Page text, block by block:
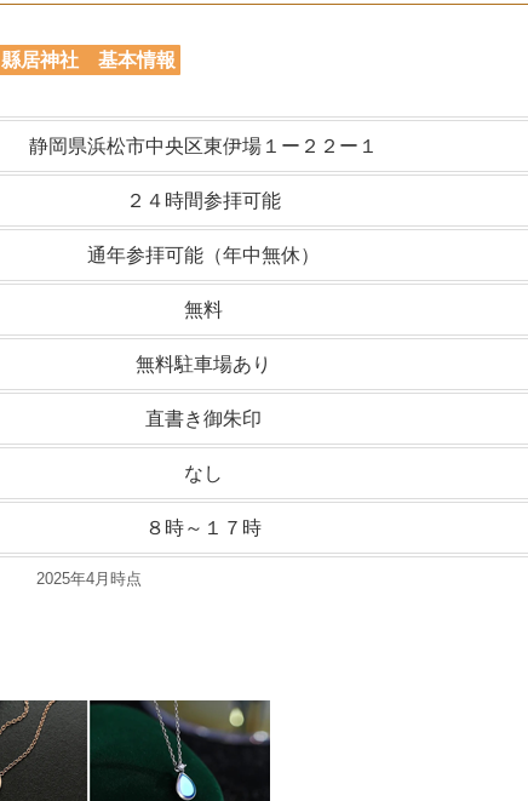
縣居神社 基本情報
静岡県浜松市中央区東伊場１ー２２ー１
２４時間参拝可能
通年参拝可能（年中無休）
無料
無料駐車場あり
直書き御朱印
なし
８時～１７時
2025年4月時点